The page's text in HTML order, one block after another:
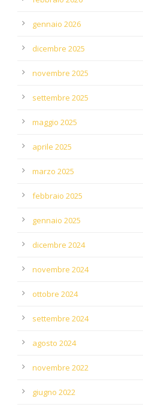
gennaio 2026
dicembre 2025
novembre 2025
settembre 2025
maggio 2025
aprile 2025
marzo 2025
febbraio 2025
gennaio 2025
dicembre 2024
novembre 2024
ottobre 2024
settembre 2024
agosto 2024
novembre 2022
giugno 2022